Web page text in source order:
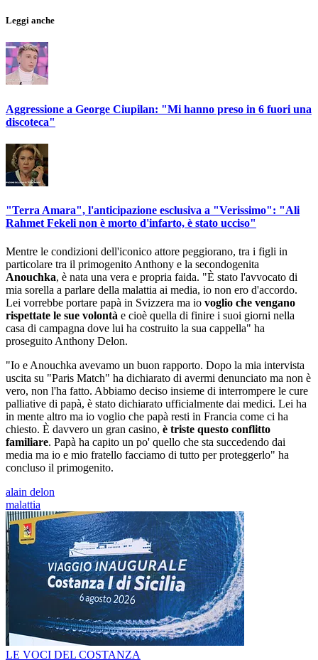
Leggi anche
Aggressione a George Ciupilan: "Mi hanno preso in 6 fuori una
discoteca"
"Terra Amara", l'anticipazione esclusiva a "Verissimo": "Ali
Rahmet Fekeli non è morto d'infarto, è stato ucciso"
Mentre le condizioni dell'iconico attore peggiorano, tra i figli in
particolare tra il primogenito Anthony e la secondogenita
Anouchka, è nata una vera e propria faida. "È stato l'avvocato di
mia sorella a parlare della malattia ai media, io non ero d'accordo.
Lei vorrebbe portare papà in Svizzera ma io voglio che vengano
rispettate le sue volontà e cioè quella di finire i suoi giorni nella
casa di campagna dove lui ha costruito la sua cappella" ha
proseguito Anthony Delon.
"Io e Anouchka avevamo un buon rapporto. Dopo la mia intervista
uscita su "Paris Match" ha dichiarato di avermi denunciato ma non è
vero, non l'ha fatto. Abbiamo deciso insieme di interrompere le cure
palliative di papà, è stato dichiarato ufficialmente dai medici. Lei ha
in mente altro ma io voglio che papà resti in Francia come ci ha
chiesto. È davvero un gran casino, è triste questo conflitto
familiare. Papà ha capito un po' quello che sta succedendo dai
media ma io e mio fratello facciamo di tutto per proteggerlo" ha
concluso il primogenito.
alain delon
malattia
LE VOCI DEL COSTANZA